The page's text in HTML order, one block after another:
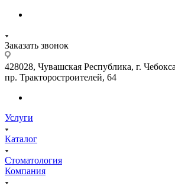
Заказать звонок
428028, Чувашская Республика, г.
пр. Тракторостроителей, 64
Услуги
Каталог
Стоматология
Компания